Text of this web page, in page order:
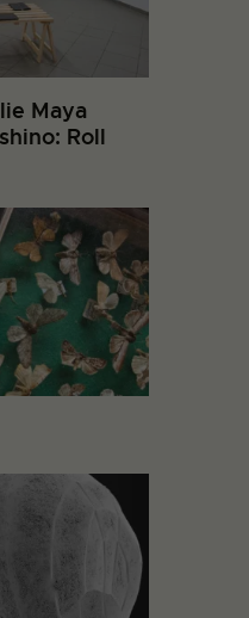
Maya
Roll